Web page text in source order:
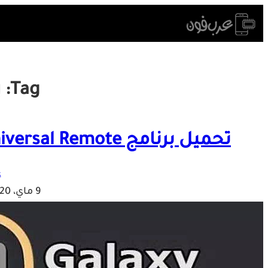
Skip
to
Tag:
تحميل برنامج Galaxy Universal Remote مهكر للاندرويد مجانا
9 ماي، 2020